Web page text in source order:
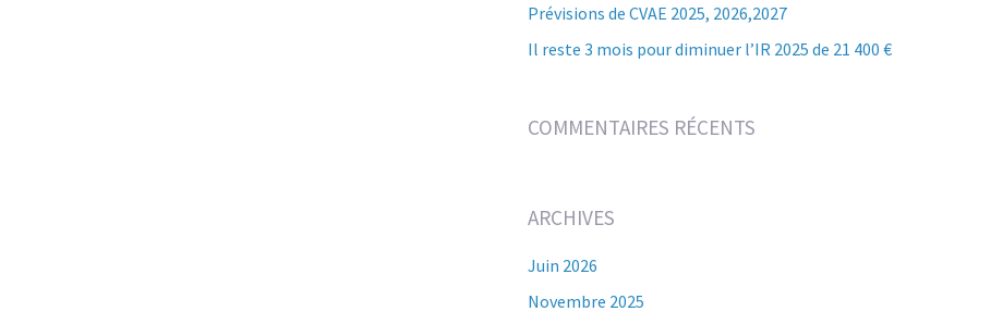
Prévisions de CVAE 2025, 2026,2027
Il reste 3 mois pour diminuer l’IR 2025 de 21 400 €
COMMENTAIRES RÉCENTS
ARCHIVES
Juin 2026
Novembre 2025